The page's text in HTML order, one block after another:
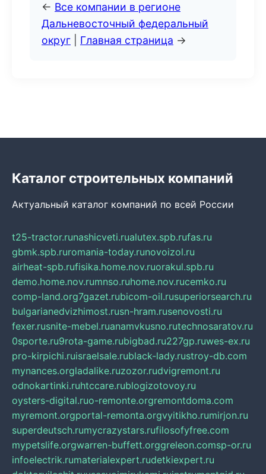
← Все компании в регионе
Дальневосточный федеральный
округ
Главная страница →
Каталог строительных компаний
Актуальный каталог компаний по всей России
t25-tractor.runashicveti.rualutex.spb.rufas.ru
gbmk.spb.ruromania-today.runovoizol.ru
airheat-spb.rufisika.home.nov.ruorakul.spb.ru
demo.home.nov.rumnso.ruhome.nov.rucemko.ru
comp-land.org7gazet.rubicom-oil.rusuperiorsearch.ru
bulgarianedvizhimost.rusn-hram.rusenovosti.ru
fexer.rusnite-mebel.ruanamvkusno.rutechnosaratov.ru
0sporte.ru9rota-game.rubigbad.ru227gp.ruwes-ex.ru
pro-kirpichi.ruisraelsale.rublack-lady.rustroy-db.com
mynances.orgladalike.ruzozor.rudvigremont.ru
odnokartinki.ruhtccare.rublogizotovoy.ru
oysters-digital.ruo-remonte.orgremontdoma.com
myremont.orgportal-remonta.orgvyitikho.rumirjon.ru
superdeutsch.rumycrazystars.rufilosofyfree.com
mypetslife.orgwarren-buffett.orggreleon.comsp-or.ru
infoelectrik.rumaterialexpert.rudetkiexpert.ru